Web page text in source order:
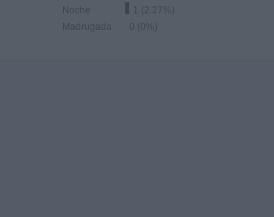
Noche
1 (2.27%)
Madrugada
0 (0%)